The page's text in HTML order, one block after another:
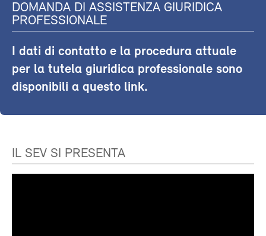
DOMANDA DI ASSISTENZA GIURIDICA
PROFESSIONALE
I dati di contatto e la procedura attuale
per la tutela giuridica professionale sono
disponibili a questo link.
IL SEV SI PRESENTA